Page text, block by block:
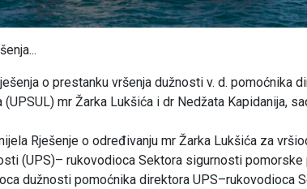
o prestanku vršenja dužnosti v. d. pomoćnika
(UPSUL) mr Žarka Lukšića i dr Nedžata Kapidanija,
Rješenje o određivanju mr Žarka Lukšića za
(UPS)– rukovodioca Sektora sigurnosti
dužnosti pomoćnika direktora UPS–rukovodioca